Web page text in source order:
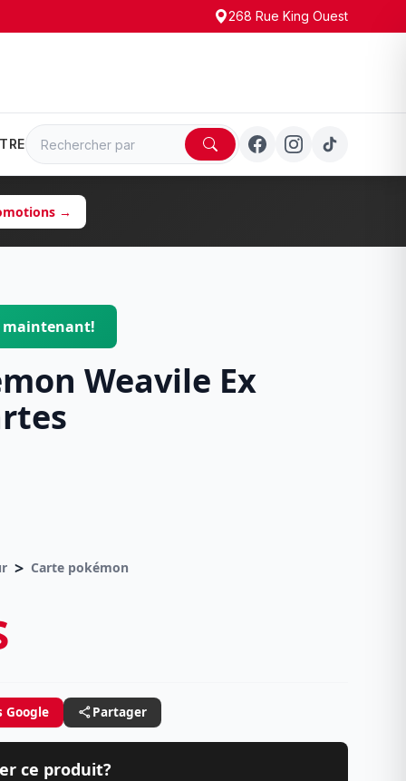
268 Rue King Ouest
→
maintenant!
Weavile Ex
> Carte pokémon
Google Partager
ce produit?